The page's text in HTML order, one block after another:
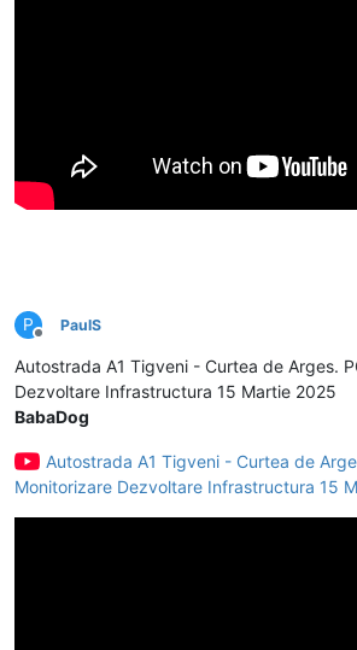
P
Deconectat
PaulS
Autostrada A1 Tigveni - Curtea de Arges.
Dezvoltare Infrastructura 15 Martie 2025
BabaDog
Autostrada A1 Tigveni - Curtea de
Monitorizare Dezvoltare Infrastructura 15